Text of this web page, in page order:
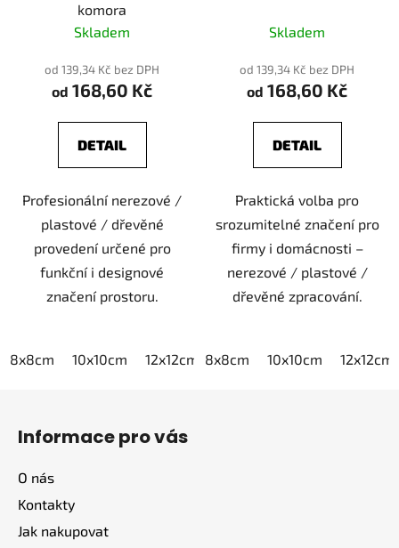
komora
Skladem
od 139,34 Kč bez DPH
od 168,60 Kč
DETAIL
Profesionální nerezové /
plastové / dřevěné
provedení určené pro
funkční i designové
značení prostoru.
8x8cm 10x10cm 12x12cm 15x15cm 20x20cm
Skladem
od 139,34 Kč bez DPH
od 168,60 Kč
DETAIL
Praktická volba pro
srozumitelné značení pro
firmy i domácnosti –
nerezové / plastové /
dřevěné zpracování.
8x8cm 10x10cm 12x12cm
Informace pro vás
O nás
Kontakty
Jak nakupovat